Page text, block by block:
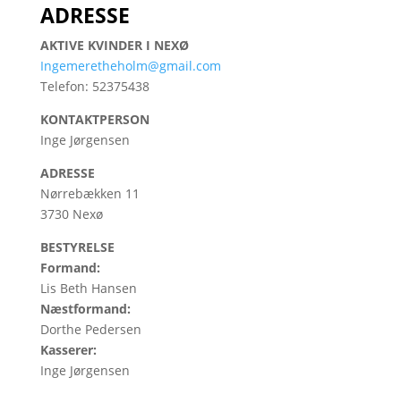
ADRESSE
AKTIVE KVINDER I NEXØ
Ingemeretheholm@gmail.com
Telefon: 52375438
KONTAKTPERSON
Inge Jørgensen
ADRESSE
Nørrebækken 11
3730 Nexø
BESTYRELSE
Formand:
Lis Beth Hansen
Næstformand:
Dorthe Pedersen
Kasserer:
Inge Jørgensen